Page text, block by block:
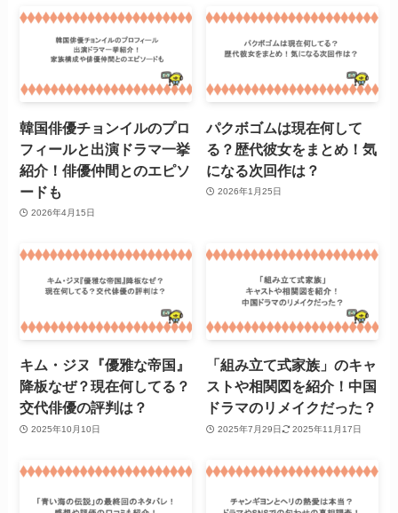
韓国俳優チョンイルのプロ
フィールと出演ドラマ一挙
紹介！俳優仲間とのエピソ
ードも
2026年4月15日
パクボゴムは現在何して
る？歴代彼女をまとめ！気
になる次回作は？
2026年1月25日
キム・ジヌ『優雅な帝国』
降板なぜ？現在何してる？
交代俳優の評判は？
2025年10月10日
「組み立て式家族」のキャ
ストや相関図を紹介！中国
ドラマのリメイクだった？
2025年7月29日 2025年11月17日